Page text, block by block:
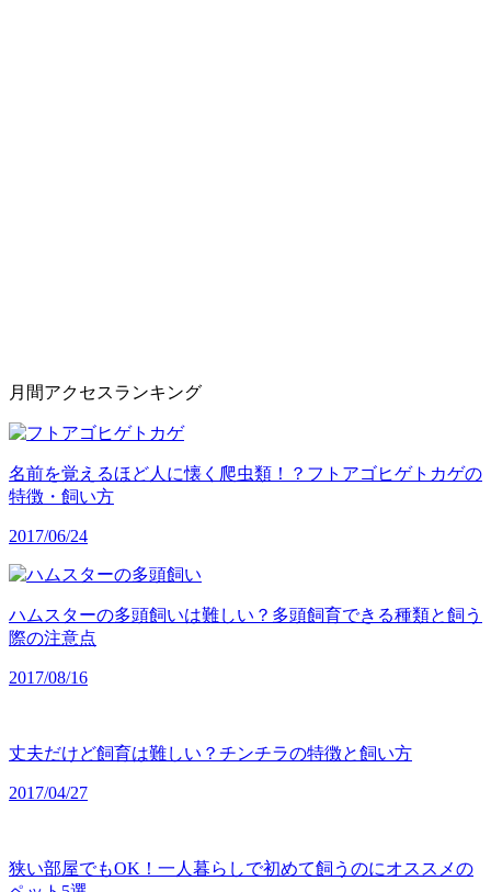
月間アクセスランキング
名前を覚えるほど人に懐く爬虫類！？フトアゴヒゲトカゲの
特徴・飼い方
2017/06/24
ハムスターの多頭飼いは難しい？多頭飼育できる種類と飼う
際の注意点
2017/08/16
丈夫だけど飼育は難しい？チンチラの特徴と飼い方
2017/04/27
狭い部屋でもOK！一人暮らしで初めて飼うのにオススメの